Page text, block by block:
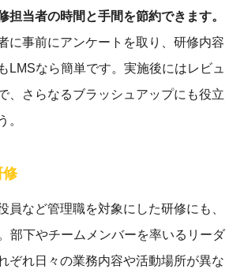
担当者の時間と手間を節約できます。
に事前にアンケートを取り、研修内容
LMSなら簡単です。実施後にはレビュ
、さらなるブラッシュアップにも役立
。
修
員など管理職を対象にした研修にも、
部下やチームメンバーを率いるリーダ
ぞれ日々の業務内容や活動場所が異な